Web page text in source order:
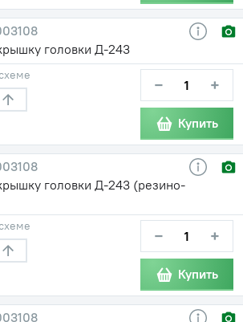
головки Д-243
− +
Купить
головки Д-243 (резино-
− +
Купить